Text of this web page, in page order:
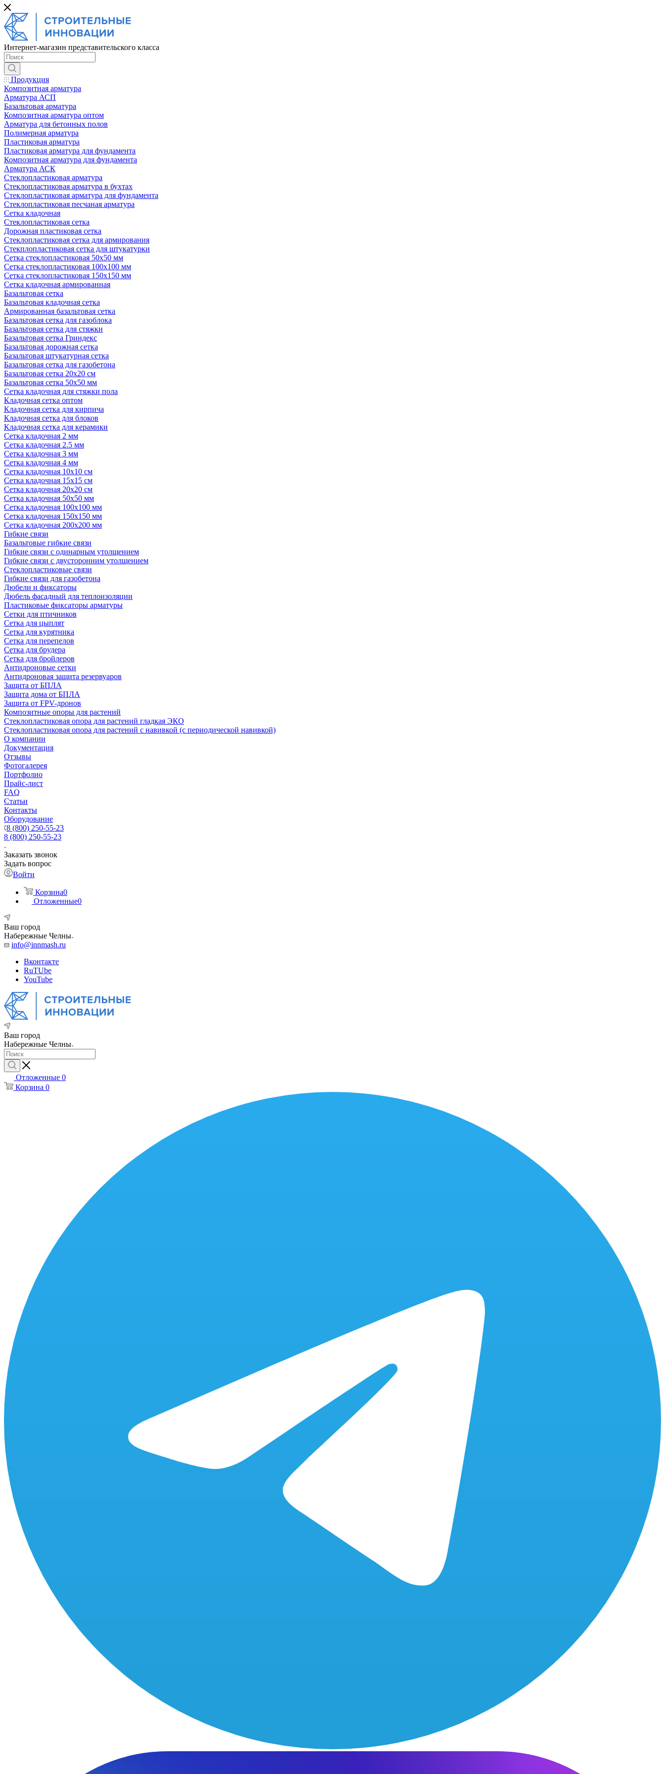
Интернет-магазин представительского класса
Продукция
Композитная арматура
Арматура АСП
Базальтовая арматура
Композитная арматура оптом
Арматура для бетонных полов
Полимерная арматура
Пластиковая арматура
Пластиковая арматура для фундамента
Композитная арматура для фундамента
Арматура АСК
Cтеклопластиковая арматура
Стеклопластиковая арматура в бухтах
Стеклопластиковая арматура для фундамента
Стеклопластиковая песчаная арматура
Сетка кладочная
Стеклопластиковая сетка
Дорожная пластиковая сетка
Стеклопластиковая сетка для армирования
Стекплопластиковая сетка для штукатурки
Сетка стеклопластиковая 50x50 мм
Сетка стеклопластиковая 100x100 мм
Сетка стеклопластиковая 150x150 мм
Сетка кладочная армированная
Базальтовая сетка
Базальтовая кладочная сетка
Армированная базальтовая сетка
Базальтовая сетка для газоблока
Базальтовая сетка для стяжки
Базальтовая сетка Гриндекс
Базальтовая дорожная сетка
Базальтовая штукатурная сетка
Базальтовая сетка для газобетона
Базальтовая сетка 20x20 см
Базальтовая сетка 50x50 мм
Сетка кладочная для стяжки пола
Кладочная сетка оптом
Кладочная сетка для кирпича
Кладочная сетка для блоков
Кладочная сетка для керамики
Сетка кладочная 2 мм
Сетка кладочная 2.5 мм
Сетка кладочная 3 мм
Сетка кладочная 4 мм
Сетка кладочная 10x10 см
Сетка кладочная 15x15 см
Сетка кладочная 20x20 см
Сетка кладочная 50x50 мм
Сетка кладочная 100x100 мм
Сетка кладочная 150x150 мм
Сетка кладочная 200x200 мм
Гибкие связи
Базальтовые гибкие связи
Гибкие связи с одинарным утолщением
Гибкие связи с двусторонним утолщением
Стеклопластиковые связи
Гибкие связи для газобетона
Дюбели и фиксаторы
Дюбель фасадный для теплоизоляции
Пластиковые фиксаторы арматуры
Сетки для птичников
Сетка для цыплят
Сетка для курятника
Сетка для перепелов
Сетка для брудера
Сетка для бройлеров
Антидроновые сетки
Антидроновая защита резервуаров
Защита от БПЛА
Защита дома от БПЛА
Защита от FPV-дронов
Композитные опоры для растений
Стеклопластиковая опора для растений гладкая ЭКО
Стеклопластиковая опора для растений с навивкой (с периодической навивкой)
О компании
Документация
Отзывы
Фотогалерея
Портфолио
Прайс-лист
FAQ
Статьи
Контакты
Оборудование
8 (800) 250-55-23
8 (800) 250-55-23
Заказать звонок
Задать вопрос
Войти
Корзина0
Отложенные0
Ваш город
Набережные Челны
info@innmash.ru
Вконтакте
RuTUbe
YouTube
Ваш город
Набережные Челны
Отложенные 0
Корзина 0